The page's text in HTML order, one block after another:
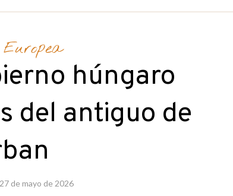
húngaro
del antiguo de
27 de mayo de 2026